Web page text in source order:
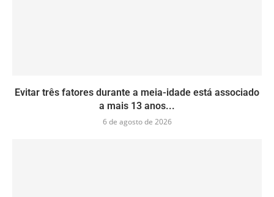
Evitar três fatores durante a meia-idade está associado
a mais 13 anos...
6 de agosto de 2026